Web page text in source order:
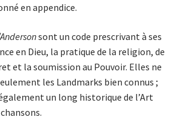
en appendice.
sont un code prescrivant à ses
en Dieu, la pratique de la religion, de
et la soumission au Pouvoir. Elles ne
les Landmarks bien connus ;
un long historique de l’Art